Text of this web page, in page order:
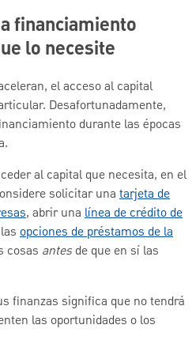
financiamiento
lo necesite
el acceso al capital
Desafortunadamente,
durante las épocas
al capital que necesita, en el
solicitar una tarjeta de
, abrir una línea de crédito de
opciones de préstamos de la
cosas antes de que en sí las
finanzas significa que no tendrá
las oportunidades o los